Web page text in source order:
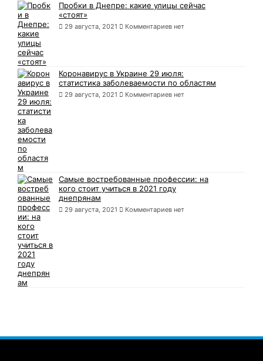
Пробки в Днепре: какие улицы сейчас
«стоят»
29 августа, 2021 Комментариев нет
Коронавирус в Украине 29 июля:
статистика заболеваемости по областям
29 августа, 2021 Комментариев нет
Самые востребованные профессии: на
кого стоит учиться в 2021 году
днепрянам
29 августа, 2021 Комментариев нет